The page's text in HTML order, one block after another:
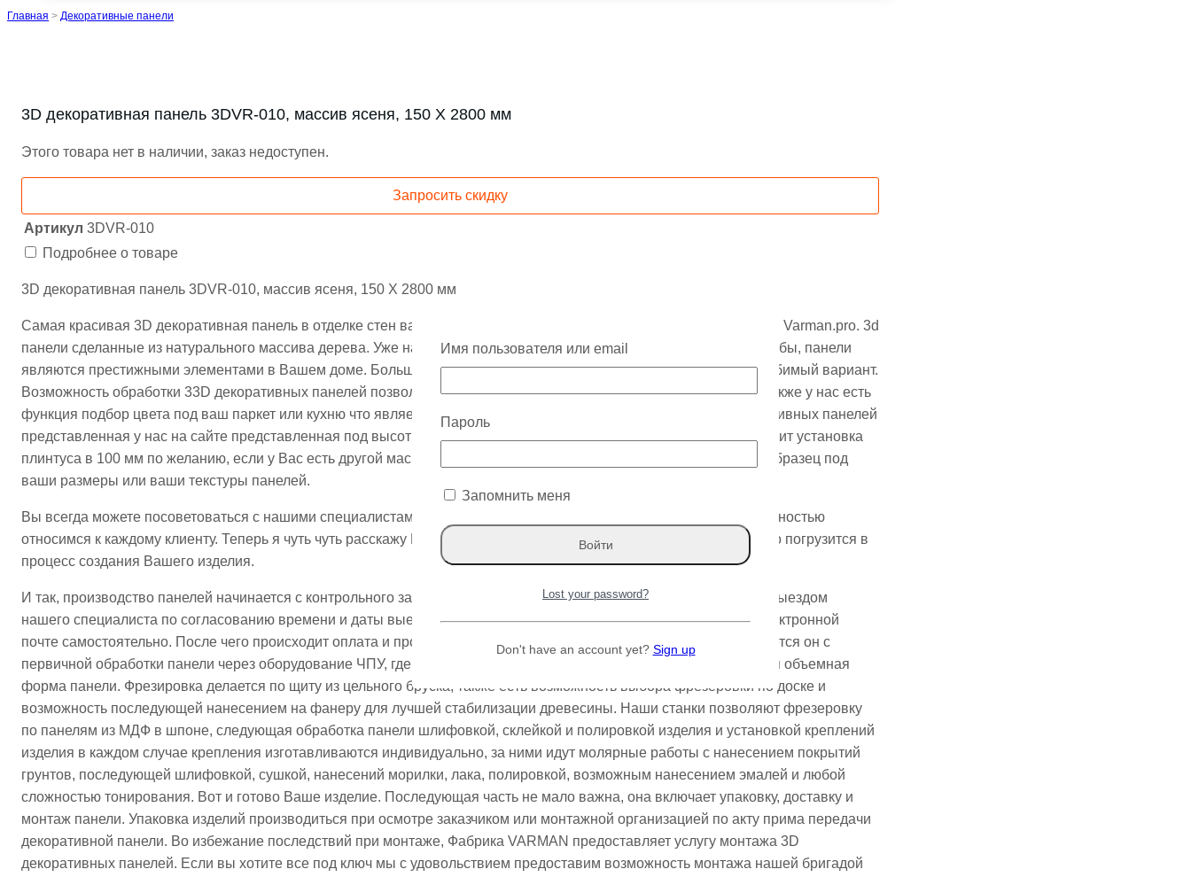
Главная > Декоративные панели
3D декоративная панель 3DVR-010, массив ясеня, 150 Х 2800 мм
Этого товара нет в наличии, заказ недоступен.
Запросить скидку
Артикул 3DVR-010
Подробнее о товаре
3D декоративная панель 3DVR-010, массив ясеня, 150 Х 2800 мм
Самая красивая 3D декоративная панель в отделке стен ваших интерьеров представленная мебельной фабрикой Varman.pro. 3d
панели сделанные из натурального массива дерева. Уже на протяжении сотни лет деревянные кабинеты, гардеробы, панели
являются престижными элементами в Вашем доме. Большая вариация панелей позволяет Вам выбрать свои любимый вариант.
Возможность обработки 33D декоративных панелей позволяет сохранить запах дерева в Вашем пространстве, также у нас есть
функция подбор цвета под ваш паркет или кухню что является проблематикой на рынке. Линейка лучших декоративных панелей
представленная у нас на сайте представленная под высоты помещения кратная высоте 2800 мм, также происходит установка
плинтуса в 100 мм по желанию, если у Вас есть другой масштаб или другие высоты то нам не трудно изготовить образец под
ваши размеры или ваши текстуры панелей.
Вы всегда можете посоветоваться с нашими специалистами написав нам или позвонив. Мы с большой внимательностью
относимся к каждому клиенту. Теперь я чуть чуть расскажу Вам о нашем производстве и дам возможность немного погрузится в
процесс создания Вашего изделия.
И так, производство панелей начинается с контрольного замера. Вы можете воспользоваться услугой замеров с выездом
нашего специалиста по согласованию времени и даты выезда, также вы можете предоставить замеры нам по электронной
почте самостоятельно. После чего происходит оплата и происходит запуск производства наших панелей. Начинается он с
первичной обработки панели через оборудование ЧПУ, где оно поддается фрезеровке, таким образом достигается объемная
форма панели. Фрезировка делается по щиту из цельного бруска, также есть возможность выбора фрезеровки по доске и
возможность последующей нанесением на фанеру для лучшей стабилизации древесины. Наши станки позволяют фрезеровку
по панелям из МДФ в шпоне, следующая обработка панели шлифовкой, склейкой и полировкой изделия и установкой креплений
изделия в каждом случае крепления изготавливаются индивидуально, за ними идут молярные работы с нанесением покрытий
грунтов, последующей шлифовкой, сушкой, нанесений морилки, лака, полировкой, возможным нанесением эмалей и любой
сложностью тонирования. Вот и готово Ваше изделие. Последующая часть не мало важна, она включает упаковку, доставку и
монтаж панели. Упаковка изделий производиться при осмотре заказчиком или монтажной организацией по акту прима передачи
декоративной панели. Во избежание последствий при монтаже, Фабрика VARMAN предоставляет услугу монтажа 3D
декоративных панелей. Если вы хотите все под ключ мы с удовольствием предоставим возможность монтажа нашей бригадой
Имя пользователя или email
Пароль
Запомнить меня
Lost your password?
Don't have an account yet? Sign up